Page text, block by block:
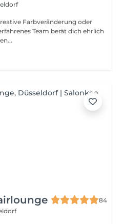
Farbveränderung oder
84